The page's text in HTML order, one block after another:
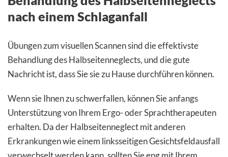
nach einem Schlaganfall
Übungen zum visuellen Scannen sind die effektivste
Behandlung des Halbseitenneglects, und die gute
Nachricht ist, dass Sie sie zu Hause durchführen können.
Wenn sie Ihnen zu schwerfallen, können Sie anfangs
Unterstützung von Ihrem Ergo- oder Sprachtherapeuten
erhalten. Da der Halbseitenneglect mit anderen
Erkrankungen wie einem linksseitigen Gesichtsfeldausfall